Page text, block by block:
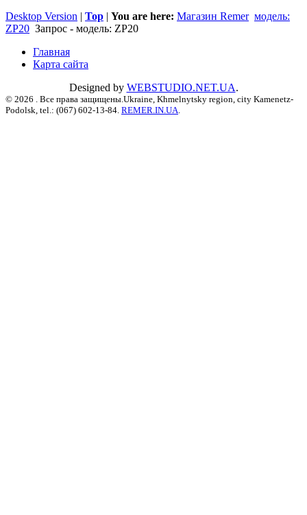
Desktop Version | Top | You are here: Магазин Remer модель:
ZP20 Запрос - модель: ZP20
Главная
Карта сайта
Designed by WEBSTUDIO.NET.UA.
© 2026 . Все права защищены.Ukraine, Khmelnytsky region, city Kamenetz-
Podolsk, tel.: (067) 602-13-84. REMER.IN.UA.